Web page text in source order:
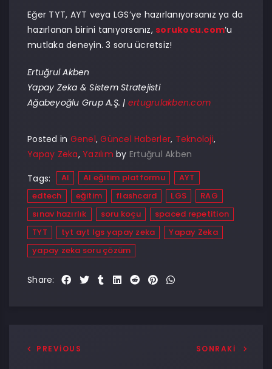
Eğer TYT, AYT veya LGS’ye hazırlanıyorsanız ya da
hazırlanan birini tanıyorsanız, sorukocu.com‘u
mutlaka deneyin. 3 soru ücretsiz!
Ertuğrul Akben
Yapay Zeka & Sistem Stratejisti
Ağabeyoğlu Grup A.Ş. | ertugrulakben.com
Posted in Genel,Güncel Haberler, Teknoloji,
Yapay Zeka, Yazılım by Ertuğrul Akben
Tags:
AI AI eğitim platformu
AYT
edtech
eğitim flashcard LGS
RAG
sınav hazırlık
soru koçu
spaced repetition
TYT
tyt ayt lgs yapay zeka
Yapay Zeka
yapay zeka soru çözüm
Share:
PREVIOUS SONRAKI